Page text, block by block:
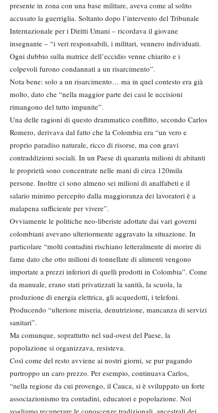
presente in zona con una base militare, aveva come al solito
accusato la guerriglia. Soltanto dopo l’intervento del Tribunale
Internazionale per i Diritti Umani – ricordava il giovane
insegnante – “i veri responsabili, i militari, vennero individuati.
Ogni dubbio sulla matrice dell’eccidio venne chiarito e i
colpevoli furono condannati a un risarcimento”.
Nota bene: solo a un risarcimento… ma in quel contesto era già
molto, dato che “nella maggior parte dei casi le uccisioni
rimangono del tutto impunite”.
Una delle ragioni di questo drammatico conflitto, secondo Carlos
Romero, derivava dal fatto che la Colombia era “un vero e
proprio paradiso naturale, ricco di risorse, ma con gravi
contraddizioni sociali. In un Paese di quaranta milioni di abitanti
le proprietà sono concentrate nelle mani di circa 120mila
persone. Inoltre ci sono almeno sei milioni di analfabeti e il
salario minimo percepito dalla maggioranza dei lavoratori è a
malapena sufficiente per vivere”.
Ovviamente le politiche neo-liberiste adottate dai vari governi
colombiani avevano ulteriormente aggravato la situazione. In
particolare “molti contadini rischiano letteralmente di morire di
fame dato che otto milioni di tonnellate di alimenti vengono
importate a prezzi inferiori di quelli prodotti in Colombia”. Come
da manuale, erano stati privatizzati la sanità, la scuola, la
produzione di energia elettrica, gli acquedotti, i telefoni.
Producendo “ulteriore miseria, denutrizione, mancanza di servizi
sanitari”.
Ma comunque, soprattutto nel sud-ovest del Paese, la
popolazione si organizzava, resisteva.
Così come del resto avviene ai nostri giorni, se pur pagando
purtroppo un caro prezzo. Per esempio, continuava Carlos,
“nella regione da cui provengo, il Cauca, si è sviluppato un forte
associazionismo tra contadini, educatori e popolazione. Noi